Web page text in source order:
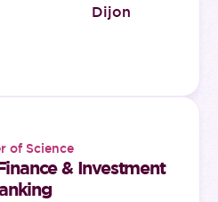
Dijon
of Science
& Investment